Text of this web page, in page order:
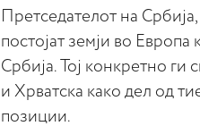
Претседателот на
постојат земји во
Србија. Тој конкретно ги
и Хрватска како дел од
позиции.